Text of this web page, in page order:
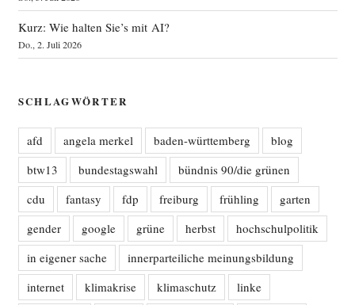
Kurz: Wie halten Sie’s mit AI?
Do., 2. Juli 2026
SCHLAGWÖRTER
afd angela merkel baden-württemberg
blog
btw13
bundestagswahl
bündnis 90/die grünen
cdu
fantasy fdp freiburg frühling
garten
gender
google grüne herbst
hochschulpolitik
in eigener sache
innerparteiliche meinungsbildung
internet
klimakrise klimaschutz linke